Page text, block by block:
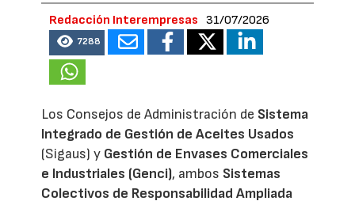
Redacción Interempresas 31/07/2026
7288
Los Consejos de Administración de Sistema
Integrado de Gestión de Aceites Usados
(Sigaus) y Gestión de Envases Comerciales
e Industriales (Genci), ambos Sistemas
Colectivos de Responsabilidad Ampliada